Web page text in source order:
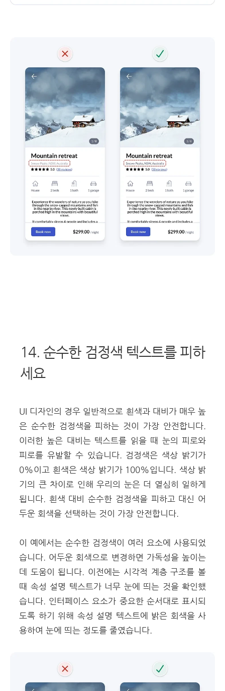
14. 순수한 검정색 텍스트를 피하
세요
UI 디자인의 경우 일반적으로 흰색과 대비가 매우 높
은 순수한 검정색을 피하는 것이 가장 안전합니다.
이러한 높은 대비는 텍스트를 읽을 때 눈의 피로와
피로를 유발할 수 있습니다. 검정색은 색상 밝기가
0%이고 흰색은 색상 밝기가 100%입니다. 색상 밝
기의 큰 차이로 인해 우리의 눈은 더 열심히 일하게
됩니다. 흰색 대비 순수한 검정색을 피하고 대신 어
두운 회색을 선택하는 것이 가장 안전합니다.
이 예에서는 순수한 검정색이 여러 요소에 사용되었
습니다. 어두운 회색으로 변경하면 가독성을 높이는
데 도움이 됩니다. 이전에는 시각적 계층 구조를 볼
때 속성 설명 텍스트가 너무 눈에 띄는 것을 확인했
습니다. 인터페이스 요소가 중요한 순서대로 표시되
도록 하기 위해 속성 설명 텍스트에 밝은 회색을 사
용하여 눈에 띄는 정도를 줄였습니다.